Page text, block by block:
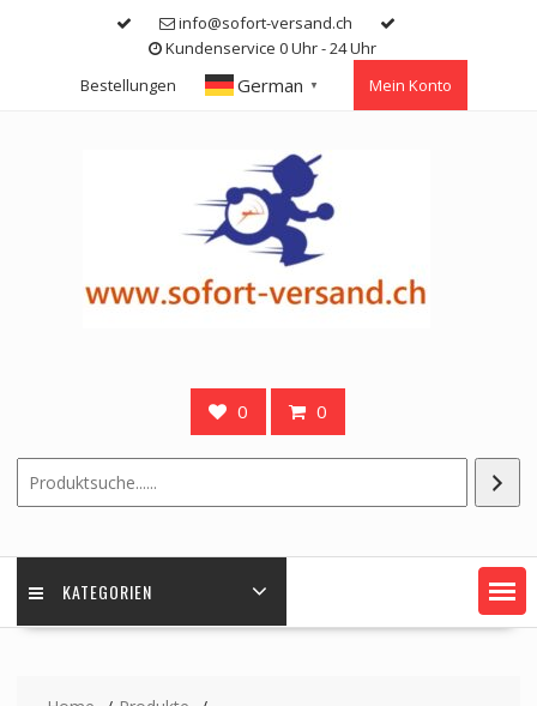
info@sofort-versand.ch
Kundenservice 0 Uhr - 24 Uhr
Bestellungen
German ▼ Mein Konto
0 0
KATEGORIEN